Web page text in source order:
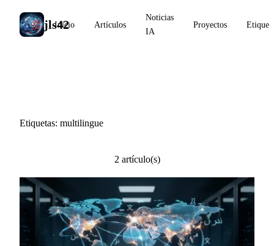
jls42
Inicio Artículos
Noticias
IA
Proyectos
Etiquetas: multilingue
2 artículo(s)